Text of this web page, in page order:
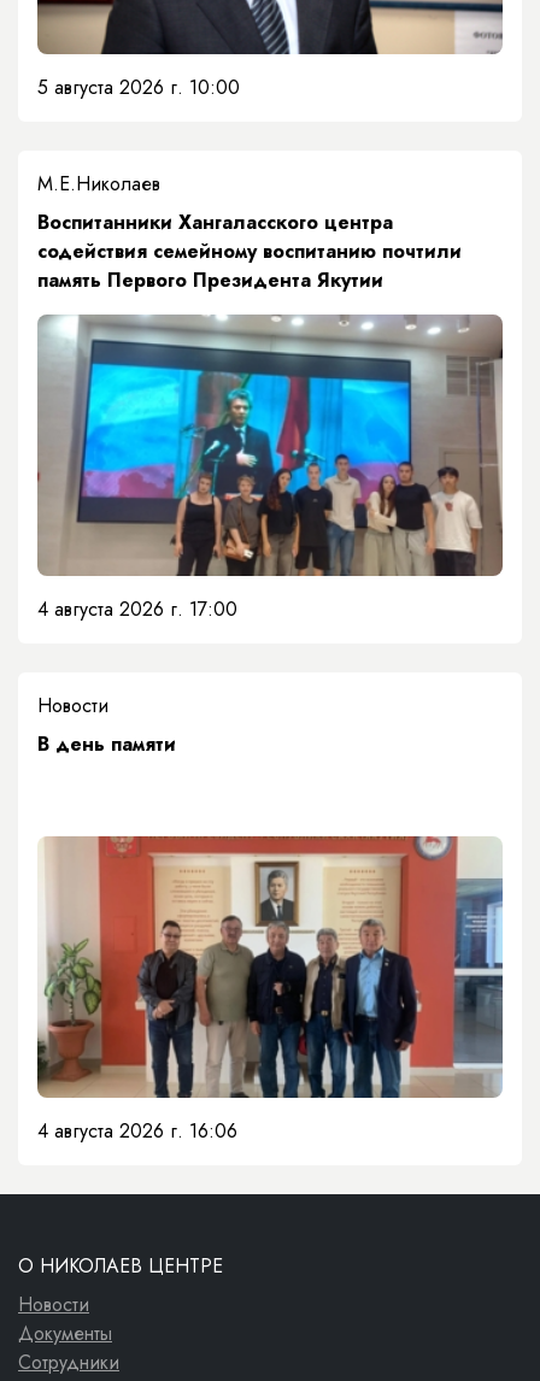
5 августа 2026 г. 10:00
М.Е.Николаев
​Воспитанники Хангаласского центра
содействия семейному воспитанию почтили
память Первого Президента Якутии
4 августа 2026 г. 17:00
Новости
​В день памяти
4 августа 2026 г. 16:06
О НИКОЛАЕВ ЦЕНТРЕ
Новости
Документы
Сотрудники